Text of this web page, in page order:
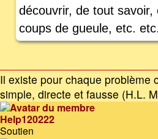
découvrir, de tout savoir,
coups de gueule, etc. etc.
Il existe pour chaque problème
simple, directe et fausse (H.L.
Help120222
Soutien